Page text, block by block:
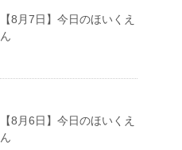
【8月7日】今日のほいくえ
ん
【8月6日】今日のほいくえ
ん